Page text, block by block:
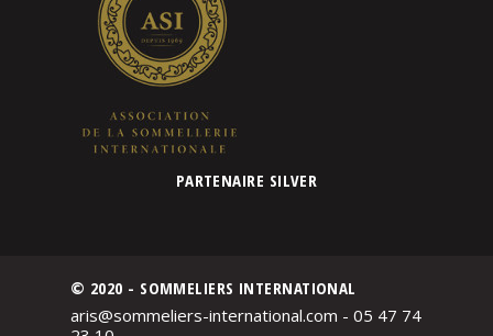
PARTENAIRE SILVER
© 2020 - SOMMELIERS INTERNATIONAL
aris@sommeliers-international.com - 05 47 74